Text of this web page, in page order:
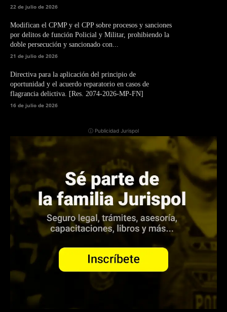
22 de julio de 2026
Modifican el CPMP y el CPP sobre procesos y sanciones
por delitos de función Policial y Militar, prohibiendo la
doble persecución y sancionado con...
21 de julio de 2026
Directiva para la aplicación del principio de
oportunidad y el acuerdo reparatorio en casos de
flagrancia delictiva. [Res. 2074-2026-MP-FN]
16 de julio de 2026
ⓘ Publicidad Jurispol